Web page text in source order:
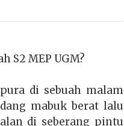
S2 MEP UGM?
di sebuah malam
mabuk berat lalu
di seberang pintu